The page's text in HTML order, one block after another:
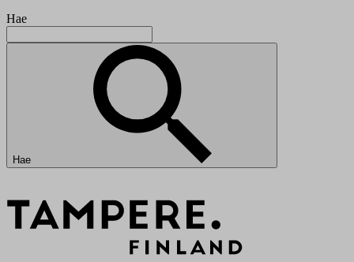
Hae
Hae